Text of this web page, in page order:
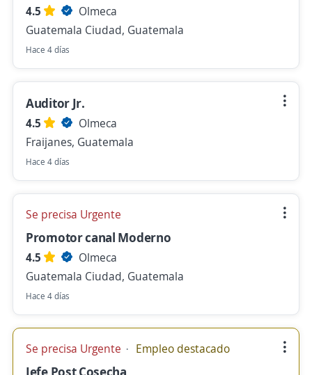
4.5
Olmeca
Guatemala Ciudad, Guatemala
Hace 4 días
Auditor Jr.
4.5
Olmeca
Fraijanes, Guatemala
Hace 4 días
Se precisa Urgente
Promotor canal Moderno
4.5
Olmeca
Guatemala Ciudad, Guatemala
Hace 4 días
Se precisa Urgente Empleo destacado
Jefe Post Cosecha